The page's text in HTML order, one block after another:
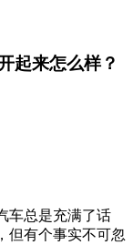
起来怎么样？
车总是充满了话
但有个事实不可忽